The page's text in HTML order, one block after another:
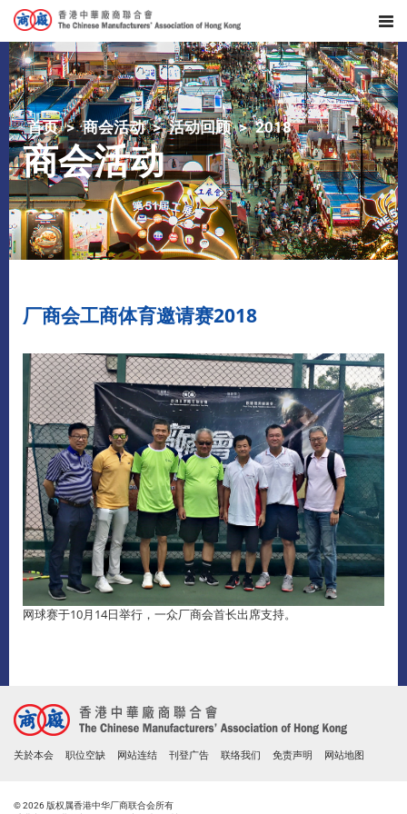
首页 商会活动 活动回顾 2018
商会活动
厂商会工商体育邀请赛2018
网球赛于10月14日举行，一众厂商会首长出席支持。
关於本会 职位空缺 网站连结 刊登广告 联络我们 免责声明 网站地图
© 2026 版权属香港中华厂商联合会所有